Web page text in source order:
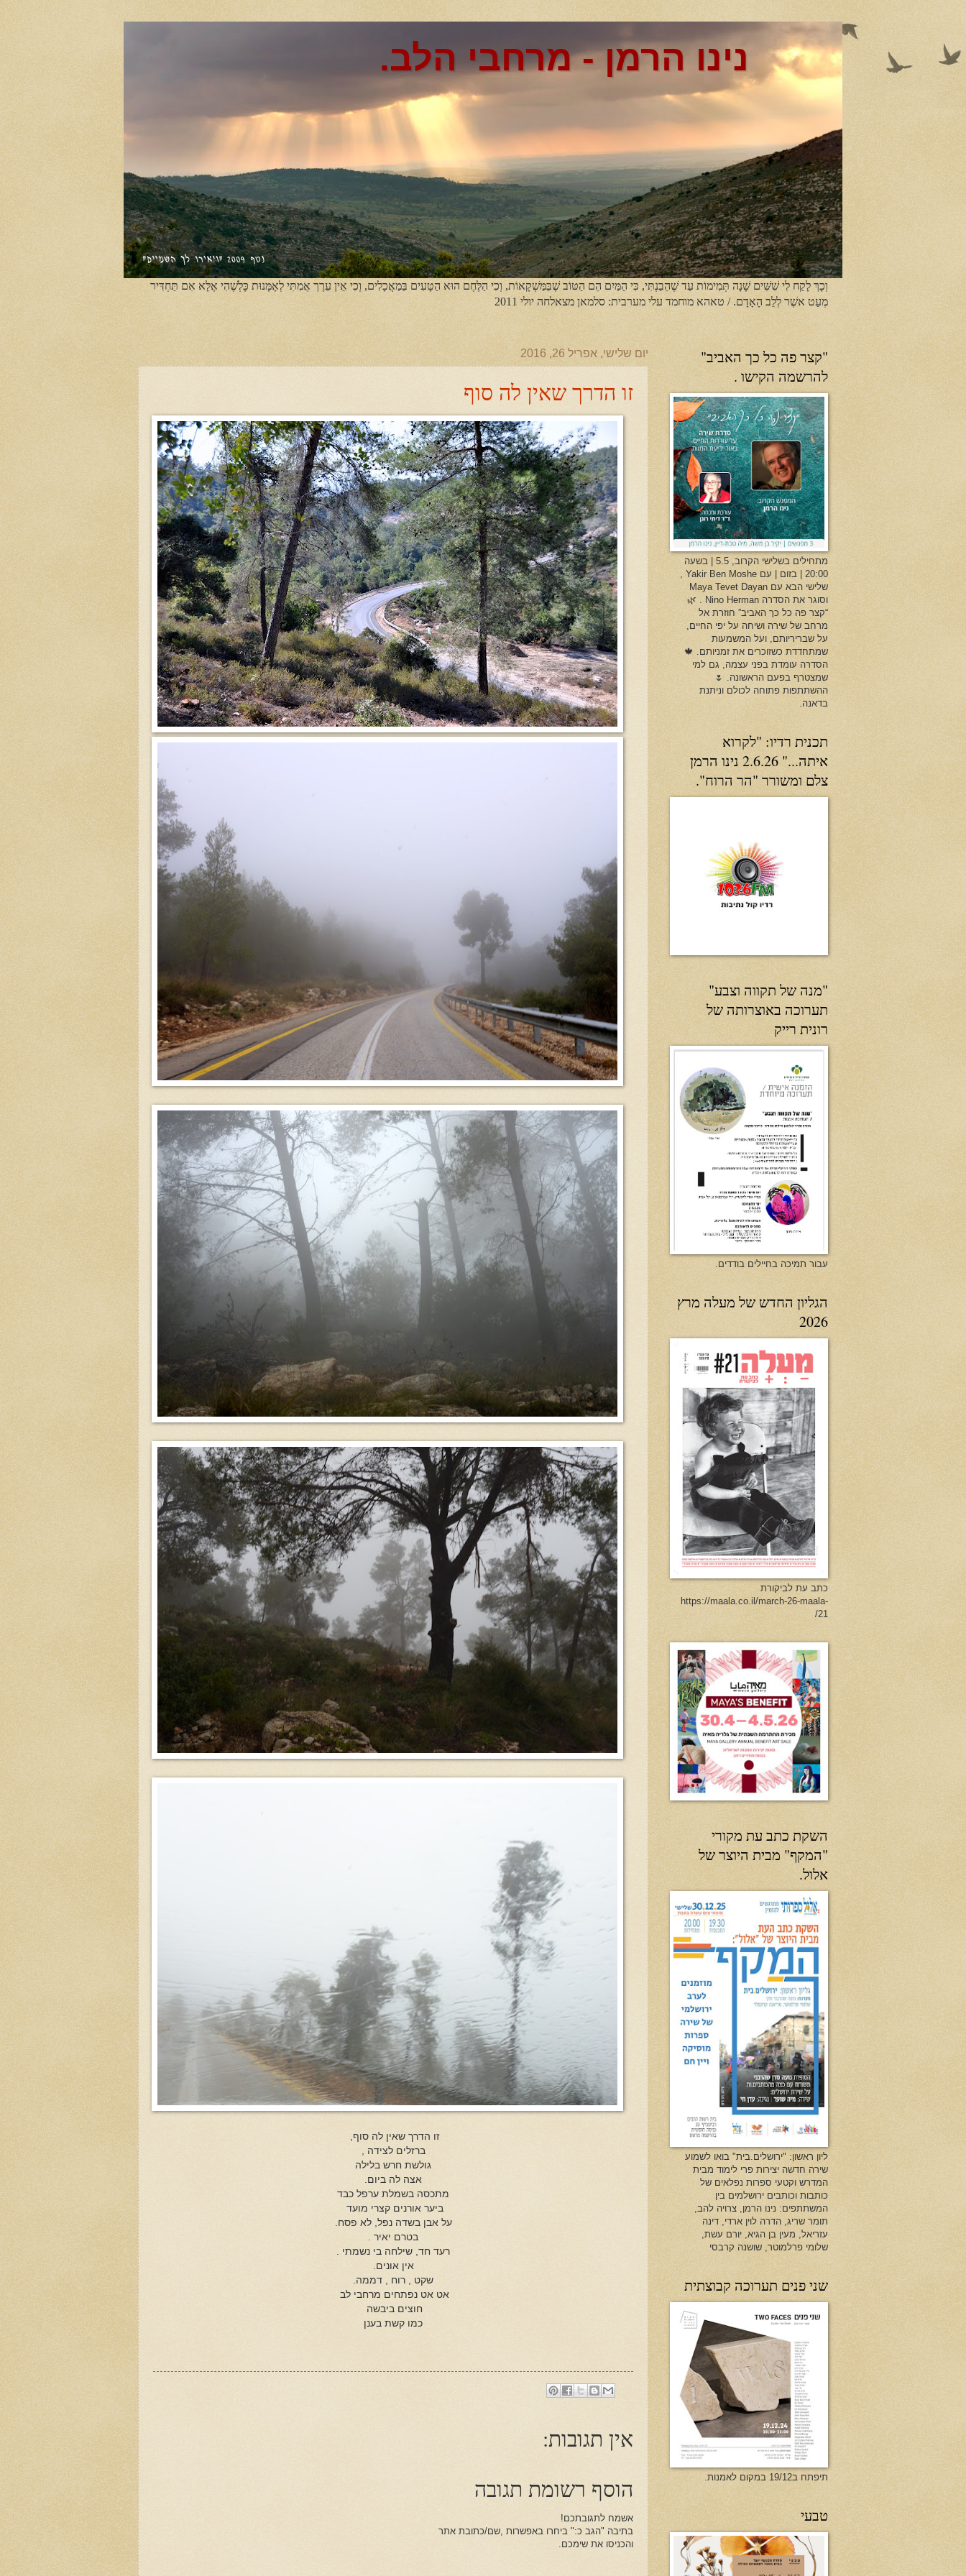
נינו הרמן - מרחבי הלב.
וְכָךְ לָקַח לִי שִׁשִּׁים שָׁנָה תְּמִימוֹת עַד שֶׁהֵבַנְתִּי, כִּי הַמַּיִם הֵם הַטּוֹב שֶׁבַּמַּשְׁקָאוֹת, וְכִי הַלֶּחֶם הוּא הַטָּעִים בַּמַאֲכָלִים, וְכִי אֵין עֵרֶך אֲמִתִּי לְאָמָּנוּת כָּלְשֶׁהִי אֶלָּא אִם תַּחְדִּיר
מְעַט אשֶׁר לְלֵב הָאָדָם. / טאהא מוחמד עלי מערבית: סלמאן מצאלחה יולי 2011
יום שלישי, אפריל 26, 2016
זו הדרך שאין לה סוף
זו הדרך שאין לה סוף,
ברזלים לצידה ,
גולשת חרש בלילה
אצה לה ביום.
מתכסה בשמלת ערפל כבד
ביער אורנים קצרי מועד
על אבן בשדה נפל, לא פסח.
בטרם יאיר .
רעד חד, שילחה בי נשמתי .
אין אונים.
שקט , רוח , דממה.
אט אט נפתחים מרחבי לב
חוצים ביבשה
כמו קשת בענן
אין תגובות:
הוסף רשומת תגובה
אשמח לתגובתכם!
בתיבה "הגב כ:" ביחרו באפשרות ,שם/כתובת אתר
והכניסו את שימכם.
"קצר פה כל כך האביב"
להרשמה הקישו .
מתחילים בשלישי הקרוב, 5.5 | בשעה
20:00 | בזום | עם Yakir Ben Moshe ,
שלישי הבא עם Maya Tevet Dayan
וסוגר את הסדרה Nino Herman . 🌿
“קצר פה כל כך האביב” חוזרת אל
מרחב של שירה ושיחה על יפי החיים,
על שבריריותם, ועל המשמעות
שמתחדדת כשזוכרים את זמניותם. 🍁
הסדרה עומדת בפני עצמה, גם למי
שמצטרף בפעם הראשונה. 🌷
ההשתתפות פתוחה לכולם וניתנת
בדאנה.
תכנית רדיו: "לקרוא
איתה..." 2.6.26 נינו הרמן
צלם ומשורר "הר הרוח".
"מנה של תקווה וצבע"
תערוכה באוצרותה של
רונית רייק
עבור תמיכה בחיילים בודדים.
הגליון החדש של מעלה מרץ
2026
כתב עת לביקורת
https://maala.co.il/march-26-maala-
21/
השקת כתב עת מקורי
"המקף" מבית היוצר של
אלול.
ליון ראשון: "ירושלים.בית" בואו לשמוע
שירה חדשה יצירות פרי לימוד מבית
המדרש וקטעי ספרות נפלאים של
כותבות וכותבים ירושלמים בין
המשתתפים: נינו הרמן, צרויה להב,
תומר שריג, הדרה לוין ארדי, דינה
עזריאל, מעין בן הגיא, יורם עשת,
שלומי פרלמוטר, שושנה קרבסי
שני פנים תערוכה קבוצתית
תיפתח ב19/12 במקום לאמנות.
טבעי